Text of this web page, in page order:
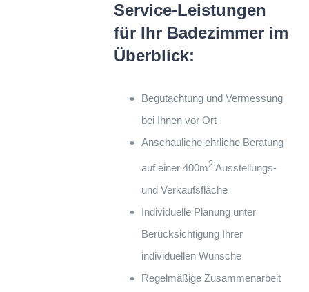
Service-Leistungen
für Ihr Badezimmer im
Überblick:
Begutachtung und Vermessung
bei Ihnen vor Ort
Anschauliche ehrliche Beratung
auf einer 400m2Ausstellungs-
und Verkaufsfläche
Individuelle Planung unter
Berücksichtigung Ihrer
individuellen Wünsche
Regelmäßige Zusammenarbeit